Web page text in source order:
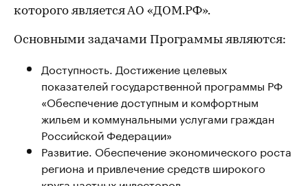
которого является АО «ДОМ.РФ».
Основными задачами Программы являются:
Доступность. Достижение целевых
показателей государственной программы РФ
«Обеспечение доступным и комфортным
жильем и коммунальными услугами граждан
Российской Федерации»
Развитие. Обеспечение экономического роста
региона и привлечение средств широкого